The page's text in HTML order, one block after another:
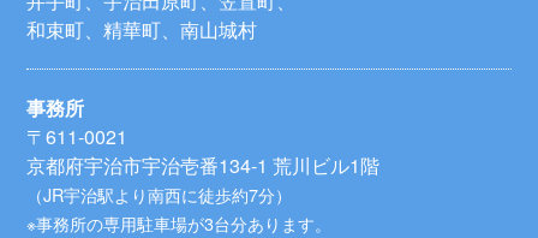
和束町、精華町、南山城村
事務所
〒611-0021
京都府宇治市宇治壱番134-1 荒川ビル1階
（JR宇治駅より南西に徒歩約7分）
※事務所の専用駐車場が3台分あります。